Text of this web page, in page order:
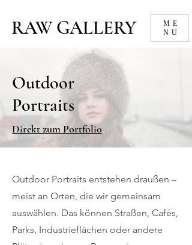
RAW GALLERY
ME
NU
Outdoor
Portraits
Direkt zum Portfolio
Outdoor Portraits entstehen draußen –
meist an Orten, die wir gemeinsam
auswählen. Das können Straßen, Cafés,
Parks, Industrieflächen oder andere